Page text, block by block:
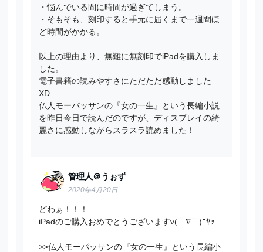
・悩んでいる間に時間が過ぎてしまう。
・そもそも、刻印すると手元に届くまで一週間ほ
ど時間がかかる。
以上の理由より、無難に無刻印でiPadを購入しま
した。
電子書籍の読みやすさにただただ感動しました
XD
仏人モーパッサンの『女の一生』という長編小説
を昨日今日で読んだのですが、ディスプレイの綺
麗さに感動しながらスラスラ読めました！
管理人＠うぉず
2020年4月20日
どわぁ！！！
iPadのご購入おめでとうございますv(￣∇￣)ﾆﾔｯ
>>仏人モーパッサンの『女の一生』という長編小